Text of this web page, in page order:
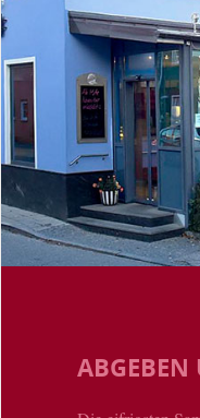
ABGEBEN